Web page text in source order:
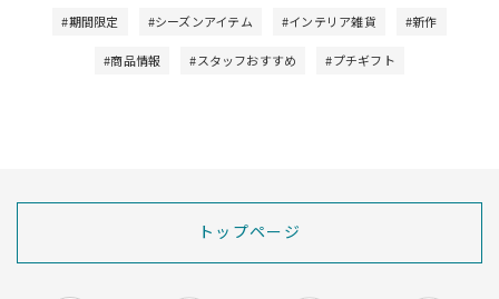
#期間限定 #シーズンアイテム #インテリア雑貨 #新作
#商品情報 #スタッフおすすめ #プチギフト
トップページ